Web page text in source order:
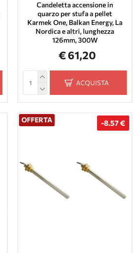
Candeletta accensione in
quarzo per stufa a pellet
Karmek One, Balkan Energy, La
Nordica e altri, lunghezza
126mm, 300W
€ 61,20
ACQUISTA
OFFERTA -8.57 €